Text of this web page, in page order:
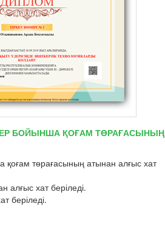
БОЙЫНША ҚОҒАМ ТӨРАҒАСЫНЫҢ
қоғам төрағасының атынан алғыс хат
алғыс хат беріледі.
беріледі.